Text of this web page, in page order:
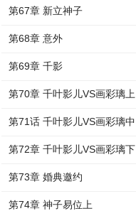
第67章 新立神子
第68章 意外
第69章 千影
第70章 千叶影儿VS画彩璃上
第71话 千叶影儿VS画彩璃中
第72章 千叶影儿VS画彩璃下
第73章 婚典邀约
第74章 神子易位上